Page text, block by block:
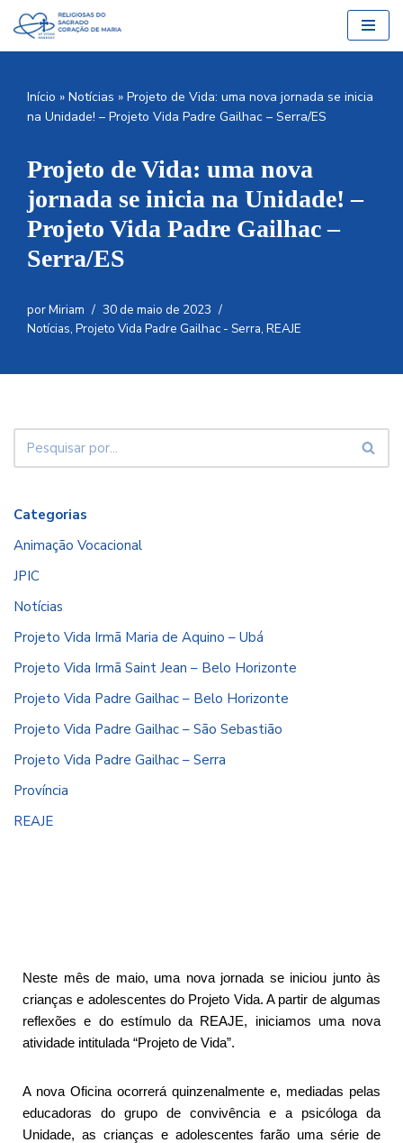
Pular
conteúdo
Início » Notícias » Projeto de Vida: uma nova jornada se inicia
na Unidade! – Projeto Vida Padre Gailhac – Serra/ES
Projeto de Vida: uma nova
jornada se inicia na Unidade! –
Projeto Vida Padre Gailhac –
Serra/ES
porMiriam
30 de maio de 2023
Notícias, Projeto Vida Padre Gailhac - Serra, REAJE
Categorias
Animação Vocacional
JPIC
Notícias
Projeto Vida Irmã Maria de Aquino – Ubá
Projeto Vida Irmã Saint Jean – Belo Horizonte
Projeto Vida Padre Gailhac – Belo Horizonte
Projeto Vida Padre Gailhac – São Sebastião
Projeto Vida Padre Gailhac – Serra
Província
REAJE
Neste mês de maio, uma nova jornada se iniciou junto às
crianças e adolescentes do Projeto Vida. A partir de algumas
reflexões e do estímulo da REAJE, iniciamos uma nova
atividade intitulada “Projeto de Vida”.
A nova Oficina ocorrerá quinzenalmente e, mediadas pelas
educadoras do grupo de convivência e a psicóloga da
Unidade, as crianças e adolescentes farão uma série de